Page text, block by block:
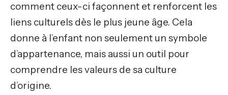
comment ceux-ci façonnent et renforcent les
liens culturels dès le plus jeune âge. Cela
donne à l’enfant non seulement un symbole
d’appartenance, mais aussi un outil pour
comprendre les valeurs de sa culture
d’origine.